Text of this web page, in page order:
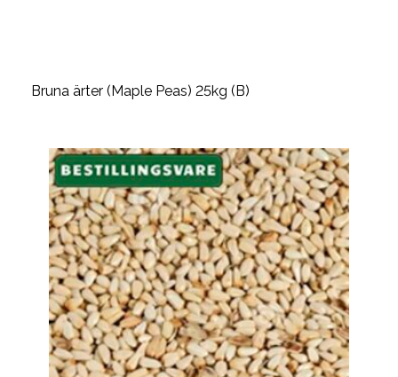
Bruna ärter (Maple Peas) 25kg (B)